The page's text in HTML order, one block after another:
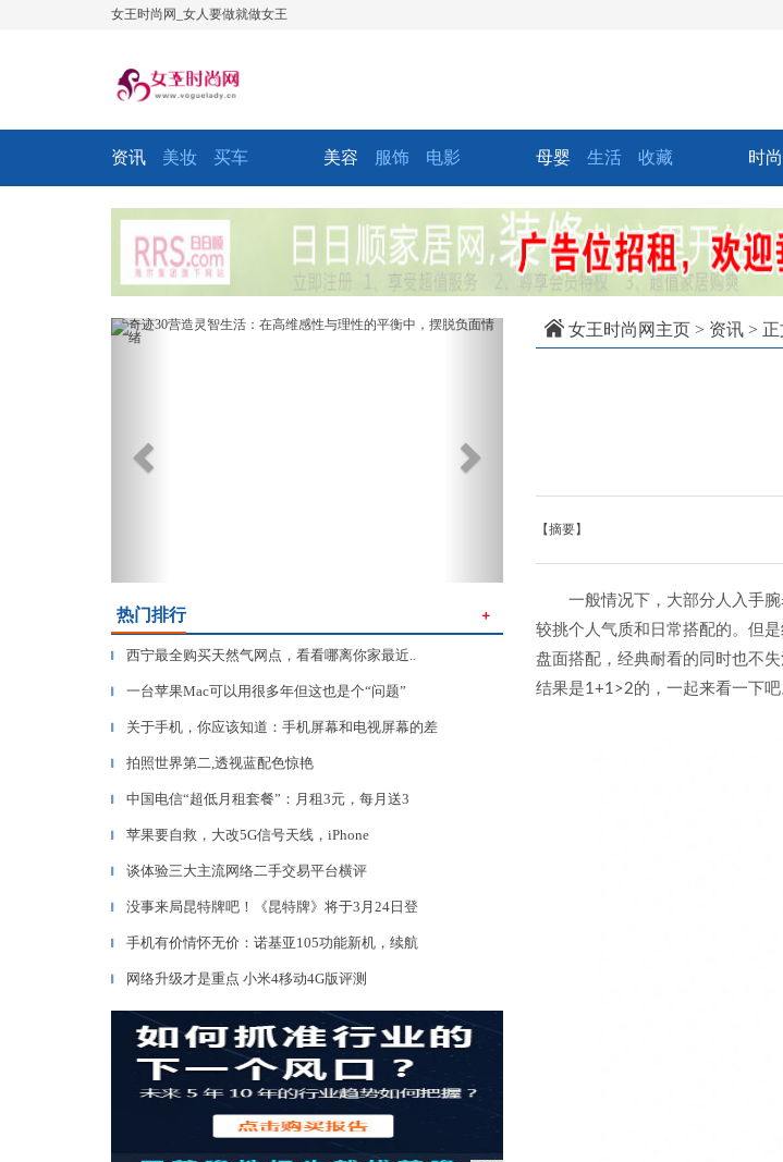
女王时尚网_女人要做就做女王
资讯 美妆 买车 美容 服饰 电影 母婴 生活 收藏 时尚
Previous Next
热门排行 ＋
▎ 西宁最全购买天然气网点，看看哪离你家最近..
▎ 一台苹果Mac可以用很多年但这也是个“问题”
▎ 关于手机，你应该知道：手机屏幕和电视屏幕的差
▎ 拍照世界第二,透视蓝配色惊艳
▎ 中国电信“超低月租套餐”：月租3元，每月送3
▎ 苹果要自救，大改5G信号天线，iPhone
▎ 谈体验三大主流网络二手交易平台横评
▎ 没事来局昆特牌吧！《昆特牌》将于3月24日登
▎ 手机有价情怀无价：诺基亚105功能新机，续航
▎ 网络升级才是重点 小米4移动4G版评测
女王时尚网主页 > 资讯 >
【摘要】
一般情况下，大部分人入手
较挑个人气质和日常搭配的。但
盘面搭配，经典耐看的同时也不
结果是1+1>2的，一起来看一下吧